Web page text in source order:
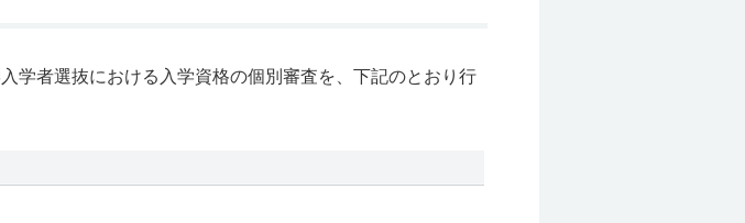
学者選抜における入学資格の個別審査を、下記のとおり行